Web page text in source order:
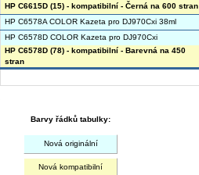
HP C6615D (15) - kompatibilní - Černá na 600 stran
HP C6578A COLOR Kazeta pro DJ970Cxi 38ml
HP C6578D COLOR Kazeta pro DJ970Cxi
HP C6578D (78) - kompatibilní - Barevná na 450
stran
Barvy řádků tabulky:
Nová originální
Nová kompatibilní